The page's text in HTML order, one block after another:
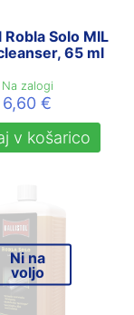
Robla Solo MIL
65 ml
Na zalogi
6,60€
v košarico
Ni na
voljo